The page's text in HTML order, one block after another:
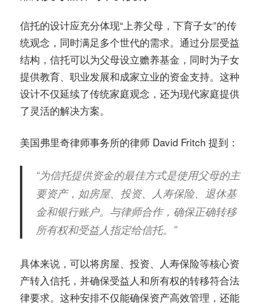
信托的设计应充分体现“上养父母，下育子女”的传
统观念，同时满足多个世代的需求。通过分层受益
结构，信托可以为父母设立赡养基金，同时为子女
提供教育、职业发展和成家立业的资金支持。这种
设计不仅延续了传统家庭观念，还为现代家庭提供
了灵活的解决方案。
美国弗里奇律师事务所的律师 David Fritch 提到：
“为信托提供资金的最佳方式是使用父母的主
要资产，如房屋、投资、人寿保险、退休基
金和银行账户。与律师合作，确保正确转移
所有权和受益人指定给信托。”
具体来说，可以将房屋、投资、人寿保险等核心资
产转入信托，并确保受益人和所有权的转移符合法
律要求。这种安排不仅能确保资产高效管理，还能